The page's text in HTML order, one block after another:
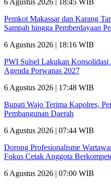
6 Agustus 2026 | 18:45 WIB
Pemkot Makassar dan Karang
Sampah hingga Pemberdayaan
6 Agustus 2026 | 18:16 WIB
PWI Sulsel Lakukan Konsolidasi
Agenda Porwanas 2027
6 Agustus 2026 | 17:48 WIB
Bupati Wajo Terima Kapolres,
Pembangunan Daerah
6 Agustus 2026 | 07:44 WIB
Dorong Profesionalisme
Fokus Cetak Anggota
6 Agustus 2026 | 07:00 WIB